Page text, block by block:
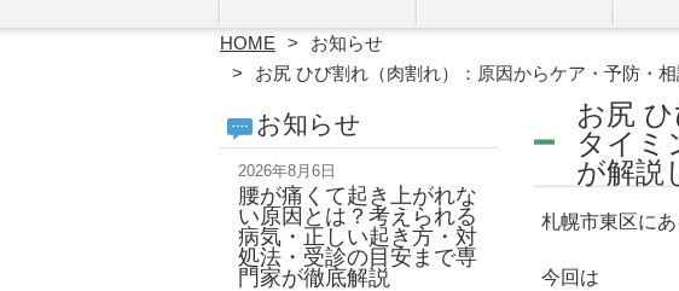
HOME
お知らせ
お尻 ひび割れ（肉割れ）：原因からケア・予防・
お知らせ
2026年8月6日
腰が痛くて起き上がれな
い原因とは？考えられる
病気・正しい起き方・対
処法・受診の目安まで専
門家が徹底解説
お尻
タイミ
が解説
札幌市東区に
今回は